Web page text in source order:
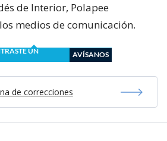
de Interior, Polapee
medios de comunicación.
UN
AVÍSANOS
de correcciones